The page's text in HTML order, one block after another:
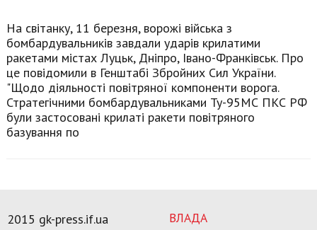
На світанку, 11 березня, ворожі війська з
бомбардувальників завдали ударів крилатими
ракетами містах Луцьк, Дніпро, Івано-Франківськ. Про
це повідомили в Генштабі Збройних Сил України.
"Щодо діяльності повітряної компоненти ворога.
Стратегічними бомбардувальниками Ту-95МС ПКС РФ
були застосовані крилаті ракети повітряного
базування по
ВЛАДА
2015 gk-press.if.ua